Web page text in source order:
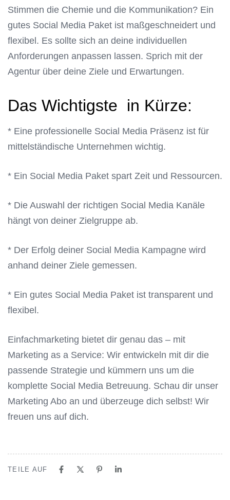
Stimmen die Chemie und die Kommunikation? Ein
gutes Social Media Paket ist maßgeschneidert und
flexibel. Es sollte sich an deine individuellen
Anforderungen anpassen lassen. Sprich mit der
Agentur über deine Ziele und Erwartungen.
Das Wichtigste in Kürze:
* Eine professionelle Social Media Präsenz ist für
mittelständische Unternehmen wichtig.
* Ein Social Media Paket spart Zeit und Ressourcen.
* Die Auswahl der richtigen Social Media Kanäle
hängt von deiner Zielgruppe ab.
* Der Erfolg deiner Social Media Kampagne wird
anhand deiner Ziele gemessen.
* Ein gutes Social Media Paket ist transparent und
flexibel.
Einfachmarketing bietet dir genau das – mit
Marketing as a Service: Wir entwickeln mit dir die
passende Strategie und kümmern uns um die
komplette Social Media Betreuung. Schau dir unser
Marketing Abo an und überzeuge dich selbst! Wir
freuen uns auf dich.
TEILE AUF